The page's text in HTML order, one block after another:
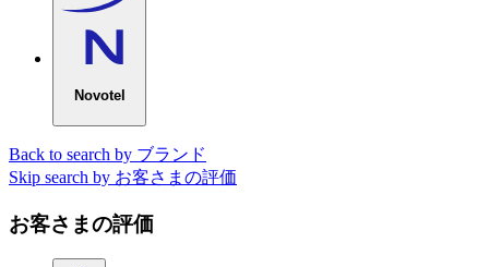
Novotel
Back to search by ブランド
Skip search by お客さまの評価
お客さまの評価